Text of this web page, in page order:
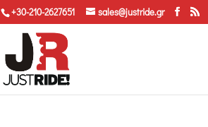
+30-210-2627651 sales@justride.gr